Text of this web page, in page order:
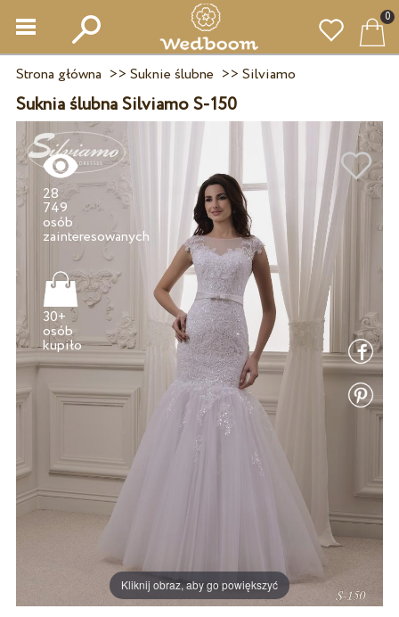
0
Strona główna >> Suknie ślubne >> Silviamo
Suknia ślubna Silviamo S-150
Kliknij obraz, aby go powiększyć
28
749
osób
30+
osób
kupiło